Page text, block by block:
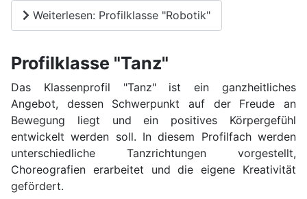
Weiterlesen: Profilklasse "Robotik"
Profilklasse "Tanz"
Das Klassenprofil "Tanz" ist ein ganzheitliches
Angebot, dessen Schwerpunkt auf der Freude an
Bewegung liegt und ein positives Körpergefühl
entwickelt werden soll. In diesem Profilfach werden
unterschiedliche Tanzrichtungen vorgestellt,
Choreografien erarbeitet und die eigene Kreativität
gefördert.